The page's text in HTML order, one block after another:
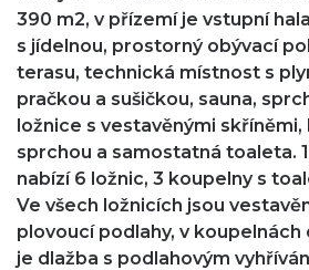
390 m2, v přízemí je vstupní
s jídelnou, prostorný obývací
terasu, technická místnost s
pračkou a sušičkou, sauna,
ložnice s vestavěnými skříněmi,
sprchou a samostatná toaleta.
nabízí 6 ložnic, 3 koupelny s
Ve všech ložnicích jsou
plovoucí podlahy, v koupelnách
je dlažba s podlahovým